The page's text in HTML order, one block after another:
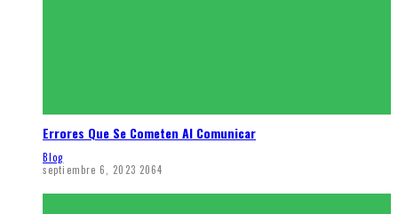
Errores Que Se Cometen Al Comunicar
Blog
septiembre 6, 2023 2064